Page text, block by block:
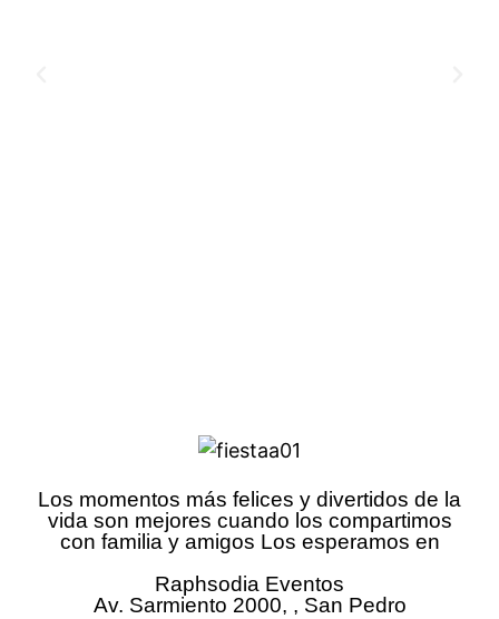
Los momentos más felices y divertidos de la
vida son mejores cuando los compartimos
con familia y amigos Los esperamos en
Raphsodia Eventos
Av. Sarmiento 2000, , San Pedro